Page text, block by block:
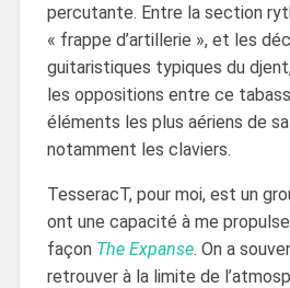
percutante. Entre la section
« frappe d’artillerie », et les
guitaristiques typiques du
les oppositions entre ce
éléments les plus aériens de
notamment les claviers.
TesseracT, pour moi, est un
ont une capacité à me
façon The Expanse. On a
retrouver à la limite de